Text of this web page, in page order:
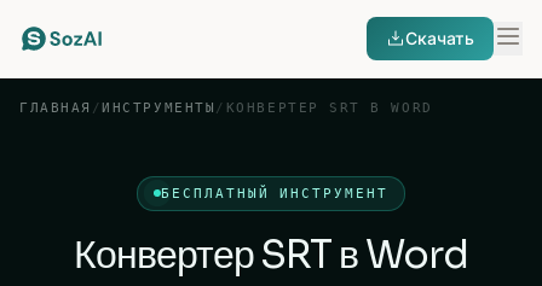
Скачать
ГЛАВНАЯ /ИНСТРУМЕНТЫ / КОНВЕРТЕР SRT В WORD
БЕСПЛАТНЫЙ ИНСТРУМЕНТ
Конвертер SRT в Word